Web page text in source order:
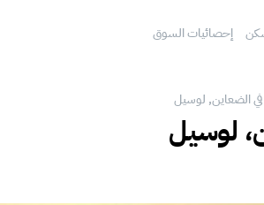
إحصائيات السوق
الضعاين, لوسيل
لوسيل